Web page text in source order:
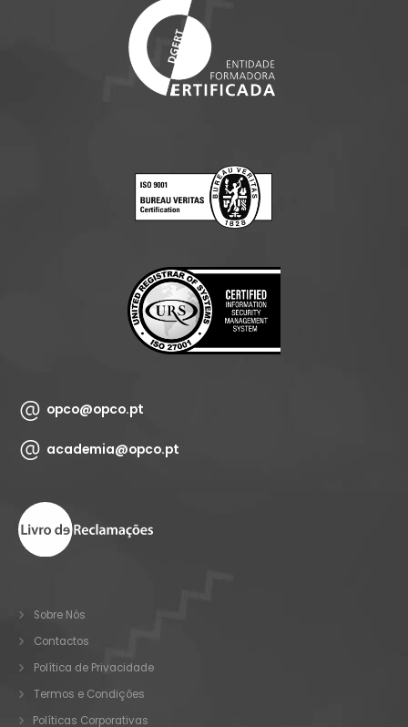
opco@opco.pt
academia@opco.pt
Sobre Nós
Contactos
Política de Privacidade
Termos e Condições
Políticas Corporativas